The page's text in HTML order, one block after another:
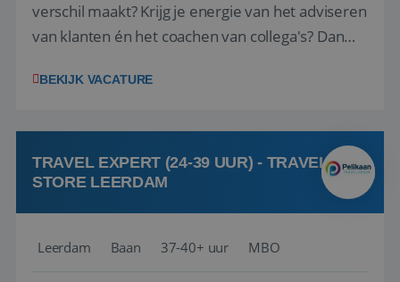
verschil maakt? Krijg je energie van het adviseren
van klanten én het coachen van collega's? Dan
(onderdeel van Pelikaan Travel Group) zoeken
team het reisbureau verder...
BEKIJK VACATURE
TRAVEL EXPERT (24-39 UUR) - TRAVEL
STORE LEERDAM
Leerdam Baan 37-40+ uur MBO